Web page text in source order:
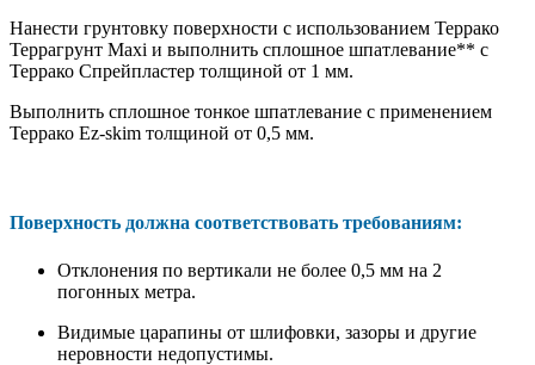
Нанести грунтовку поверхности с использованием Террако
Террагрунт Maxi и выполнить сплошное шпатлевание** с
Террако Спрейпластер толщиной от 1 мм.
Выполнить сплошное тонкое шпатлевание с применением
Террако Ez-skim толщиной от 0,5 мм.
Поверхность должна соответствовать требованиям:
Отклонения по вертикали не более 0,5 мм на 2
погонных метра.
Видимые царапины от шлифовки, зазоры и другие
неровности недопустимы.